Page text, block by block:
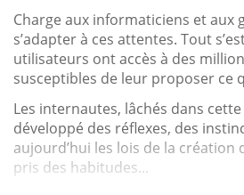
Charge aux informaticiens et aux
s’adapter à ces attentes. Tout
utilisateurs ont accès à des
susceptibles de leur proposer ce
Les internautes, lâchés dans
développé des réflexes, des
aujourd’hui les lois de la création
pris des habitudes...